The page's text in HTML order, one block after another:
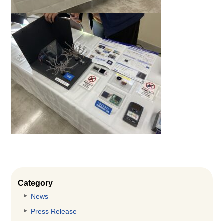
Category
News
Press Release